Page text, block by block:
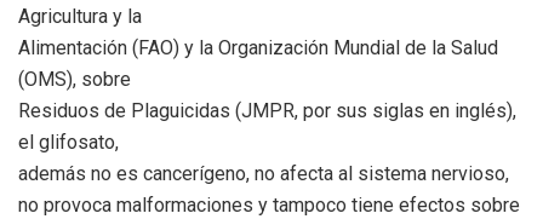
Agricultura y la
Alimentación (FAO) y la Organización Mundial de la Salud
(OMS), sobre
Residuos de Plaguicidas (JMPR, por sus siglas en inglés),
el glifosato,
además no es cancerígeno, no afecta al sistema nervioso,
no provoca malformaciones y tampoco tiene efectos sobre